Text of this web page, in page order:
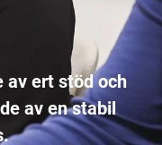
av ert stöd och
av en stabil